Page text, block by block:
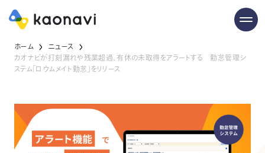
ホーム
ニュース
カオナビが打刻漏れや残業超過、有休の未取得をアラートする 勤怠管理シ
ステム「ロウムメイト勤怠」をリリース